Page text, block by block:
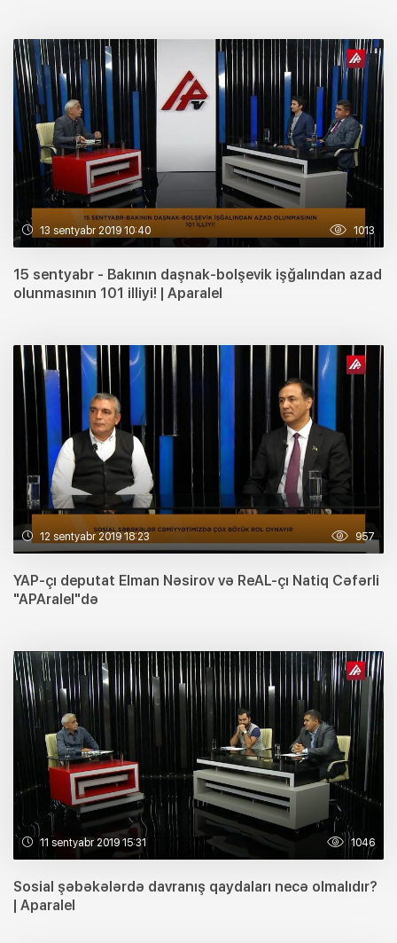
13 sentyabr 2019 10:40 1013
15 sentyabr - Bakının daşnak-bolşevik işğalından azad
olunmasının 101 illiyi! | Aparalel
12 sentyabr 2019 18:23 957
YAP-çı deputat Elman Nəsirov və ReAL-çı Natiq Cəfərli
"APAralel"də
11 sentyabr 2019 15:31 1046
Sosial şəbəkələrdə davranış qaydaları necə olmalıdır?
| Aparalel